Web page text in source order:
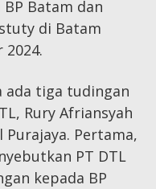
Batam dan
di Batam
2024.
ada tiga tudingan
Rury Afriansyah
Pertama,
PT DTL
kepada BP